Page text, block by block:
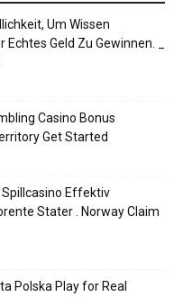
Um Wissen
Geld Zu Gewinnen. _
Casino Bonus
Get Started
Effektiv
Stater . Norway Claim
Polska Play for Real